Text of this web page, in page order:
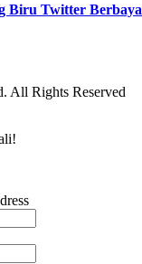
Biru Twitter
All Rights Reserved